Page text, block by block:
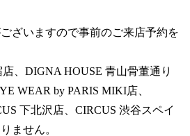
ざいますので事前のご来店予約を
、DIGNA HOUSE 青山骨董通り
WEAR by PARIS MIKI店、
下北沢店、CIRCUS 渋谷スペイ
ません。